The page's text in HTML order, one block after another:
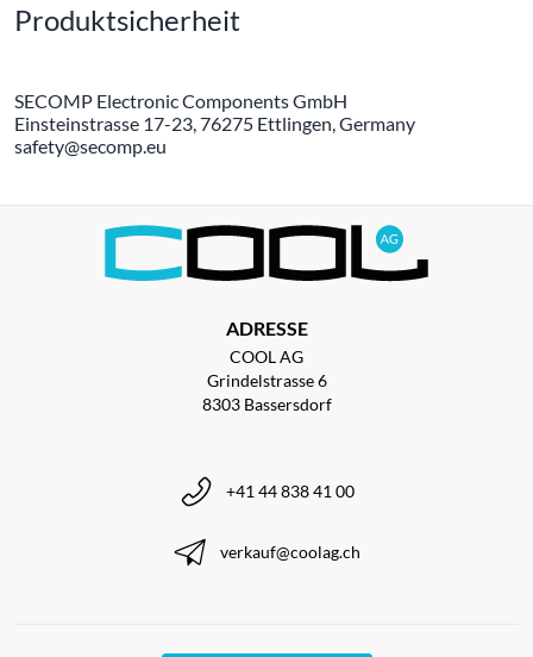
Produktsicherheit
SECOMP Electronic Components GmbH
Einsteinstrasse 17-23, 76275 Ettlingen, Germany
safety@secomp.eu
ADRESSE
COOL AG
Grindelstrasse 6
8303 Bassersdorf
+41 44 838 41 00
verkauf@coolag.ch